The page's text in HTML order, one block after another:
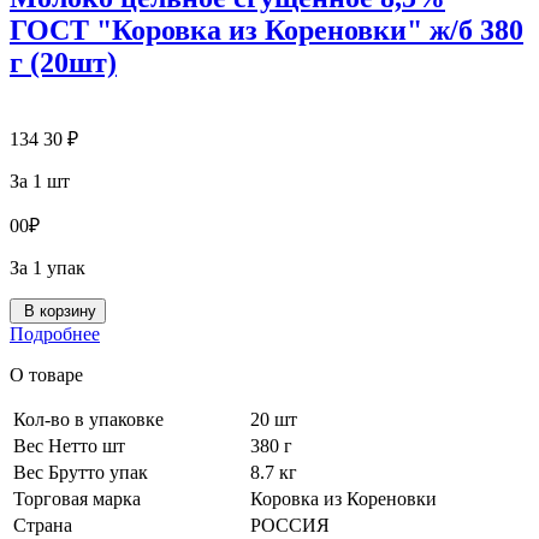
ГОСТ "Коровка из Кореновки" ж/б 380
г (20шт)
134 30 ₽
За 1 шт
00₽
За 1 упак
В корзину
Подробнее
О товаре
Кол-во в упаковке
20 шт
Вес Нетто шт
380 г
Вес Брутто упак
8.7 кг
Торговая марка
Коровка из Кореновки
Страна
РОССИЯ